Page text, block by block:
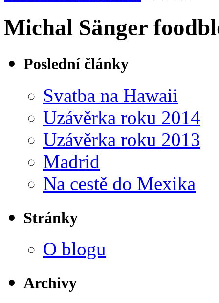
Michal Sänger
Poslední články
Svatba na Hawaii
Uzávěrka roku 2014
Uzávěrka roku 2013
Madrid
Na cestě do Mexika
Stránky
O blogu
Archivy